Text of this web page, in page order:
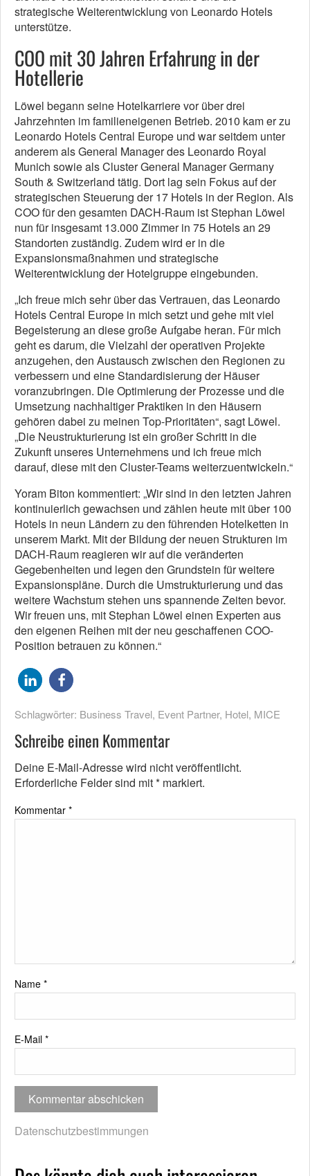
strategische Weiterentwicklung von Leonardo Hotels
unterstütze.
COO mit 30 Jahren Erfahrung in der
Hotellerie
Löwel begann seine Hotelkarriere vor über drei
Jahrzehnten im familieneigenen Betrieb. 2010 kam er zu
Leonardo Hotels Central Europe und war seitdem unter
anderem als General Manager des Leonardo Royal
Munich sowie als Cluster General Manager Germany
South & Switzerland tätig. Dort lag sein Fokus auf der
strategischen Steuerung der 17 Hotels in der Region. Als
COO für den gesamten DACH-Raum ist Stephan Löwel
nun für insgesamt 13.000 Zimmer in 75 Hotels an 29
Standorten zuständig. Zudem wird er in die
Expansionsmaßnahmen und strategische
Weiterentwicklung der Hotelgruppe eingebunden.
„Ich freue mich sehr über das Vertrauen, das Leonardo
Hotels Central Europe in mich setzt und gehe mit viel
Begeisterung an diese große Aufgabe heran. Für mich
geht es darum, die Vielzahl der operativen Projekte
anzugehen, den Austausch zwischen den Regionen zu
verbessern und eine Standardisierung der Häuser
voranzubringen. Die Optimierung der Prozesse und die
Umsetzung nachhaltiger Praktiken in den Häusern
gehören dabei zu meinen Top-Prioritäten“, sagt Löwel.
„Die Neustrukturierung ist ein großer Schritt in die
Zukunft unseres Unternehmens und ich freue mich
darauf, diese mit den Cluster-Teams weiterzuentwickeln.“
Yoram Biton kommentiert: „Wir sind in den letzten Jahren
kontinuierlich gewachsen und zählen heute mit über 100
Hotels in neun Ländern zu den führenden Hotelketten in
unserem Markt. Mit der Bildung der neuen Strukturen im
DACH-Raum reagieren wir auf die veränderten
Gegebenheiten und legen den Grundstein für weitere
Expansionspläne. Durch die Umstrukturierung und das
weitere Wachstum stehen uns spannende Zeiten bevor.
Wir freuen uns, mit Stephan Löwel einen Experten aus
den eigenen Reihen mit der neu geschaffenen COO-
Position betrauen zu können.“
Schlagwörter: Business Travel, Event Partner, Hotel, MICE
Schreibe einen Kommentar
Deine E-Mail-Adresse wird nicht veröffentlicht.
Erforderliche Felder sind mit* markiert.
Kommentar *
Name *
E-Mail *
Datenschutzbestimmungen